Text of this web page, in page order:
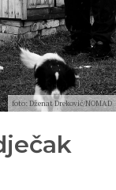
foto: Dženat Dreković/NOMAD